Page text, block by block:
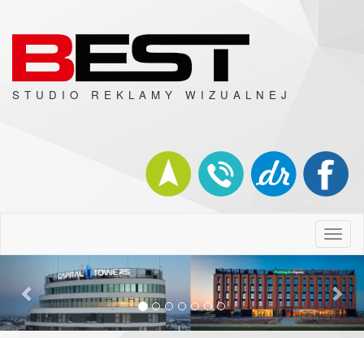
STUDIO REKLAMY WIZUALNEJ
Previous